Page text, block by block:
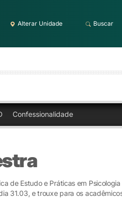
Alterar Unidade Buscar
Confessionalidade
de Estudo e Práticas em Psicologia
31.03, e trouxe para os